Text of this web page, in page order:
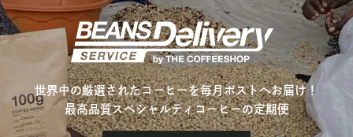
世界中の厳選されたコーヒーを毎月ポストへお届け！
最高品質スペシャルティコーヒーの定期便